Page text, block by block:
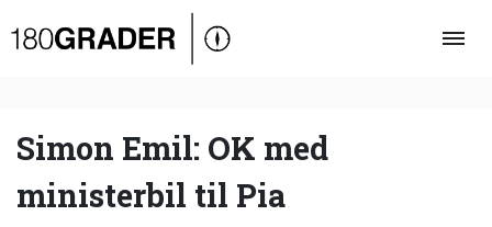
Oversigt
Debat
Video
Simon Emil: OK med
ministerbil til Pia